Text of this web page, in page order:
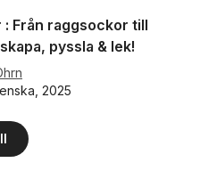
: Från raggsockor till
pyssla & lek!
2025